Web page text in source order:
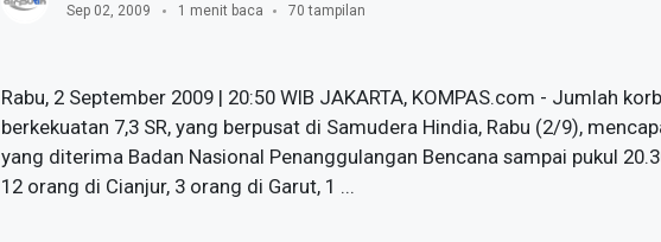
Sep 02, 2009
1 menit baca 70 tampilan
Rabu, 2 September 2009 | 20:50 WIB JAKARTA, KOMPAS.com - Jumlah
berkekuatan 7,3 SR, yang berpusat di Samudera Hindia, Rabu (2/9),
yang diterima Badan Nasional Penanggulangan Bencana sampai pukul
12 orang di Cianjur, 3 orang di Garut, 1 ...